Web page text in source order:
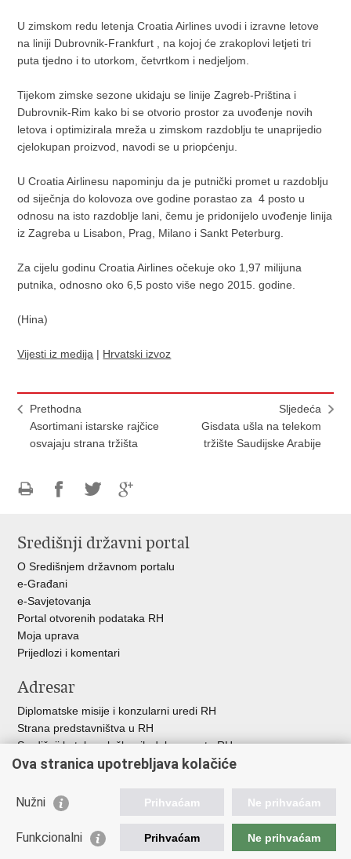
U zimskom redu letenja Croatia Airlines uvodi i izravne letove
na liniji Dubrovnik-Frankfurt , na kojoj će zrakoplovi letjeti tri
puta tjedno i to utorkom, četvrtkom i nedjeljom.
Tijekom zimske sezone ukidaju se linije Zagreb-Priština i
Dubrovnik-Rim kako bi se otvorio prostor za uvođenje novih
letova i optimizirala mreža u zimskom razdoblju te unaprijedio
cjelokupan proizvod, navodi se u priopćenju.
U Croatia Airlinesu napominju da je putnički promet u razdoblju
od siječnja do kolovoza ove godine porastao za 4 posto u
odnosu na isto razdoblje lani, čemu je pridonijelo uvođenje linija
iz Zagreba u Lisabon, Prag, Milano i Sankt Peterburg.
Za cijelu godinu Croatia Airlines očekuje oko 1,97 milijuna
putnika, odnosno oko 6,5 posto više nego 2015. godine.
(Hina)
Vijesti iz medija | Hrvatski izvoz
Prethodna
Asortimani istarske rajčice
osvajaju strana tržišta
Sljedeća
Gisdata ušla na telekom
tržište Saudijske Arabije
FacebookuTwitteruGoogle
Središnji državni portal
O Središnjem državnom portalu
e-Građani
e-Savjetovanja
Portal otvorenih podataka RH
Moja uprava
Prijedlozi i komentari
Adresar
Diplomatske misije i konzularni uredi RH
Strana predstavništva u RH
Središnji katalog službenih dokumenata RH
Adresar tijela javne vlasti
Besplatni telefoni javne uprave
Korisne poveznice
Ova stranica upotrebljava kolačiće
Nužni Prihvaćam Ne prihvaćam
Funkcionalni Prihvaćam Ne prihvaćam